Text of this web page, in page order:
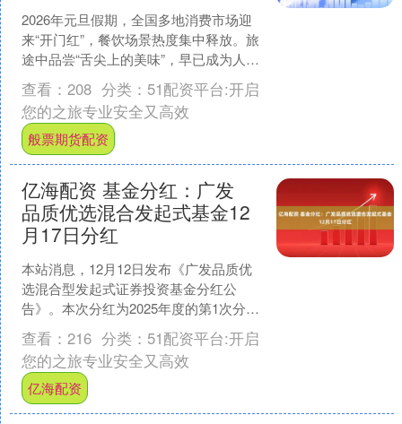
2026年元旦假期，全国多地消费市场迎
来“开门红”，餐饮场景热度集中释放。旅
途中品尝“舌尖上的美味”，早已成为人们
出行的重要意义之一。 中国烹饪协
会“2026年....
查看： 208 分类： 51配资平台:开启
您的之旅专业安全又高效
般票期货配资
亿海配资 基金分红：广发
品质优选混合发起式基金12
月17日分红
本站消息，12月12日发布《广发品质优
选混合型发起式证券投资基金分红公
告》。本次分红为2025年度的第1次分
红。公告显示，本次分红的收益分配基
准日为12月12日....
查看： 216 分类： 51配资平台:开启
您的之旅专业安全又高效
亿海配资